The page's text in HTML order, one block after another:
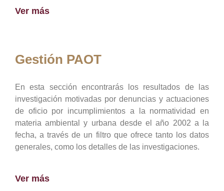
Ver más
Gestión PAOT
En esta sección encontrarás los resultados de las
investigación motivadas por denuncias y actuaciones
de oficio por incumplimientos a la normatividad en
materia ambiental y urbana desde el año 2002 a la
fecha, a través de un filtro que ofrece tanto los datos
generales, como los detalles de las investigaciones.
Ver más